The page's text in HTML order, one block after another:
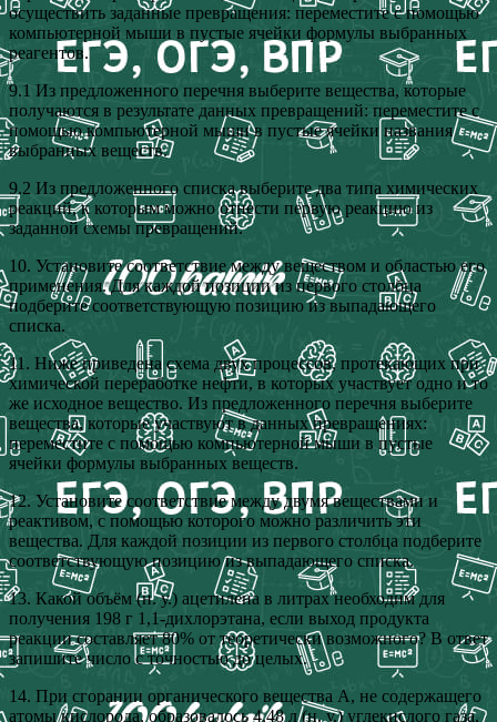
осуществить заданные превращения: переместите с помощью
компьютерной мыши в пустые ячейки формулы выбранных
реагентов.
9.1 Из предложенного перечня выберите вещества, которые
получаются в результате данных превращений: переместите с
помощью компьютерной мыши в пустые ячейки названия
выбранных веществ.
9.2 Из предложенного списка выберите два типа химических
реакций, к которым можно отнести первую реакцию из
заданной схемы превращений.
10. Установите соответствие между веществом и областью его
применения. Для каждой позиции из первого столбца
подберите соответствующую позицию из выпадающего
списка.
11. Ниже приведена схема двух процессов, протекающих при
химической переработке нефти, в которых участвует одно и то
же исходное вещество. Из предложенного перечня выберите
вещества, которые участвуют в данных превращениях:
переместите с помощью компьютерной мыши в пустые
ячейки формулы выбранных веществ.
12. Установите соответствие между двумя веществами и
реактивом, с помощью которого можно различить эти
вещества. Для каждой позиции из первого столбца подберите
соответствующую позицию из выпадающего списка.
13. Какой объём (н. у.) ацетилена в литрах необходим для
получения 198 г 1,1-дихлорэтана, если выход продукта
реакции составляет 80% от теоретически возможного? В ответ
запишите число с точностью до целых.
14. При сгорании органического вещества А, не содержащего
атомы кислорода, образовалось 4,48 л (н. у.) углекислого газа,